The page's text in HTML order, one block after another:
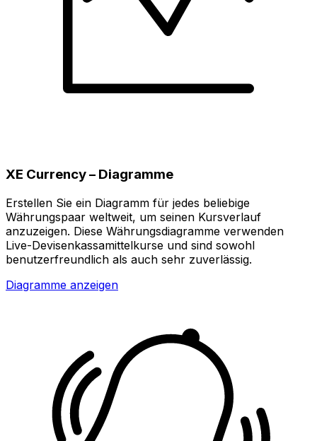
XE Currency – Diagramme
Erstellen Sie ein Diagramm für jedes beliebige
Währungspaar weltweit, um seinen Kursverlauf
anzuzeigen. Diese Währungsdiagramme verwenden
Live-Devisenkassamittelkurse und sind sowohl
benutzerfreundlich als auch sehr zuverlässig.
Diagramme anzeigen